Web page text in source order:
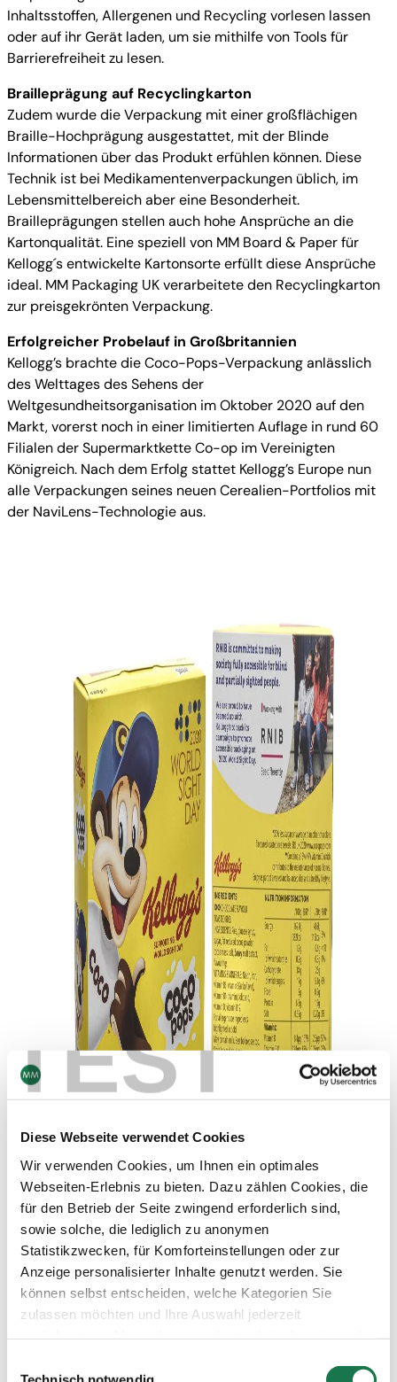
TEST
Diese Webseite verwendet Cookies
Wir verwenden Cookies, um Ihnen ein optimales
Webseiten-Erlebnis zu bieten. Dazu zählen Cookies, die
für den Betrieb der Seite zwingend erforderlich sind,
sowie solche, die lediglich zu anonymen
Statistikzwecken, für Komforteinstellungen oder zur
Anzeige personalisierter Inhalte genutzt werden. Sie
können selbst entscheiden, welche Kategorien Sie
zulassen möchten und Ihre Auswahl jederzeit
denen Sie gemäß Artikel 6 Abs. 1 lit. a Datenschutz-
Inhaltsstoffen, Allergenen und Recycling vorlesen lassen
oder auf ihr Gerät laden, um sie mithilfe von Tools für
Barrierefreiheit zu lesen.
Brailleprägung auf Recyclingkarton
Zudem wurde die Verpackung mit einer großflächigen
Braille-Hochprägung ausgestattet, mit der Blinde
Informationen über das Produkt erfühlen können. Diese
Technik ist bei Medikamentenverpackungen üblich, im
Lebensmittelbereich aber eine Besonderheit.
Brailleprägungen stellen auch hohe Ansprüche an die
Kartonqualität. Eine speziell von MM Board & Paper für
Kellogg´s entwickelte Kartonsorte erfüllt diese Ansprüche
ideal. MM Packaging UK verarbeitete den Recyclingkarton
zur preisgekrönten Verpackung.
Erfolgreicher Probelauf in Großbritannien
Kellogg’s brachte die Coco-Pops-Verpackung anlässlich
des Welttages des Sehens der
Weltgesundheitsorganisation im Oktober 2020 auf den
Markt, vorerst noch in einer limitierten Auflage in rund 60
Filialen der Supermarktkette Co-op im Vereinigten
Königreich. Nach dem Erfolg stattet Kellogg’s Europe nun
alle Verpackungen seines neuen Cerealien-Portfolios mit
der NaviLens-Technologie aus.
britischen Royal National Institute of Blind People kreierten, erleichtert
Blinden und Sehschwachen das Einkaufen.